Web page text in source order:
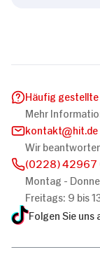
Häufig gestellte
Mehr
kontakt
hit.de
Wir
(0228) 42967
Montag -
Freitags: 9 bis
Folgen Sie uns